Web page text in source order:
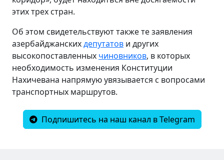
этих трех стран.
Об этом свидетельствуют также те заявления
азербайджанскихдепутатов и других
высокопоставленных чиновников, в которых
необходимость изменения Конституции
Нахичевана напрямую увязывается с вопросами
транспортных маршрутов.
Подпишитесь на наш канал в Telegram